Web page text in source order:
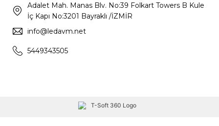
Adalet Mah. Manas Blv. No:39 Folkart Towers B Kule
İç Kapı No:3201 Bayraklı /İZMİR
info@ledavm.net
5449343505